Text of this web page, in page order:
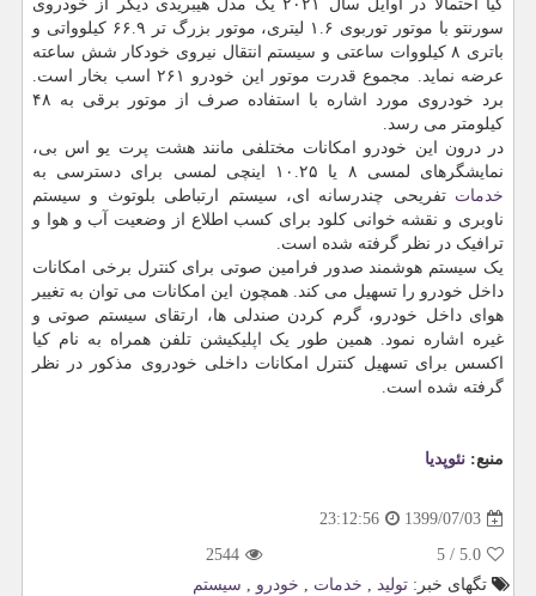
کیا احتمالاً در اوایل سال ۲۰۲۱ یک مدل هیبریدی دیگر از خودروی
سورنتو با موتور توربوی ۱.۶ لیتری، موتور بزرگ تر ۶۶.۹ کیلوواتی و
باتری ۸ کیلووات ساعتی و سیستم انتقال نیروی خودکار شش ساعته
عرضه نماید. مجموع قدرت موتور این خودرو ۲۶۱ اسب بخار است.
برد خودروی مورد اشاره با استفاده صرف از موتور برقی به ۴۸
کیلومتر می رسد.
در درون این خودرو امکانات مختلفی مانند هشت پرت یو اس بی،
نمایشگرهای لمسی ۸ یا ۱۰.۲۵ اینچی لمسی برای دسترسی به
خدمات تفریحی چندرسانه ای، سیستم ارتباطی بلوتوث و سیستم
ناوبری و نقشه خوانی کلود برای کسب اطلاع از وضعیت آب و هوا و
ترافیک در نظر گرفته شده است.
یک سیستم هوشمند صدور فرامین صوتی برای کنترل برخی امکانات
داخل خودرو را تسهیل می کند. همچون این امکانات می توان به تغییر
هوای داخل خودرو، گرم کردن صندلی ها، ارتقای سیستم صوتی و
غیره اشاره نمود. همین طور یک اپلیکیشن تلفن همراه به نام کیا
اکسس برای تسهیل کنترل امکانات داخلی خودروی مذکور در نظر
گرفته شده است.
منبع: نئوپدیا
1399/07/03
23:12:56
5.0
/
5
2544
تگهای خبر: تولید , خدمات , خودرو , سیستم